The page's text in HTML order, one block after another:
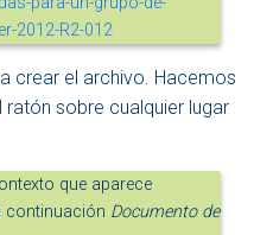
crear el archivo. Hacemos
sobre cualquier lugar
que aparece
Documento de